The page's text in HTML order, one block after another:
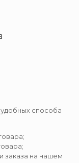
способа
заказа на нашем